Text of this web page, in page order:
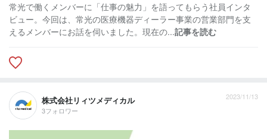
常光で働くメンバーに「仕事の魅力」を語ってもらう社員インタ
ビュー。今回は、常光の医療機器ディーラー事業の営業部門を支
えるメンバーにお話を伺いました。現在の...記事を読む
株式会社リィツメディカル
3フォロワー
2023/11/13